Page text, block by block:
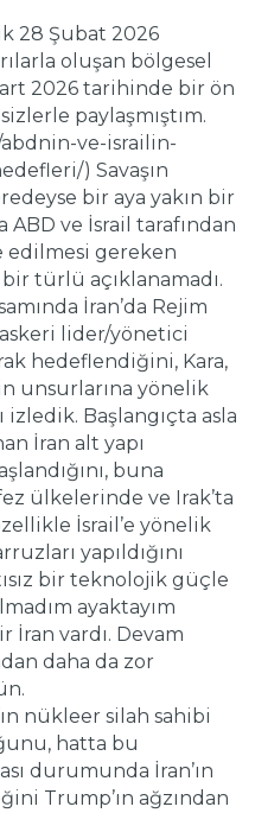
28 Şubat 2026
oluşan bölgesel
2026 tarihinde bir ön
paylaşmıştım.
ve-israilin-
) Savaşın
bir aya yakın bir
ve İsrail tarafından
edilmesi gereken
türlü açıklanamadı.
İran’da Rejim
lider/yönetici
hedeflendiğini, Kara,
unsurlarına yönelik
izledik. Başlangıçta asla
İran alt yapı
buna
ülkelerinde ve Irak’ta
İsrail’e yönelik
yapıldığını
bir teknolojik güçle
ayaktayım
İran vardı. Devam
daha da zor
nükleer silah sahibi
hatta bu
durumunda İran’ın
Trump’ın ağzından